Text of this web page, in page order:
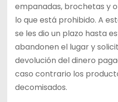
empanadas, brochetas y
lo que está prohibido. A
se les dio un plazo hasta
abandonen el lugar y
devolución del dinero
caso contrario los
decomisados.